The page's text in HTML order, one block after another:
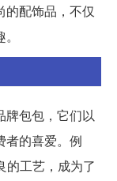
的配饰品，不仅
牌包包，它们以
者的喜爱。例
的工艺，成为了